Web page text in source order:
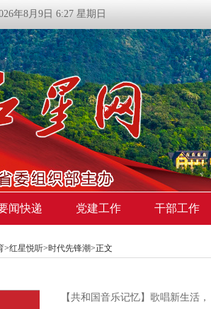
年8月9日 6:27 星期日
闻快递 党建工作 干部工作
>红星悦听>时代先锋潮>正文
【共和国音乐记忆】歌唱新生